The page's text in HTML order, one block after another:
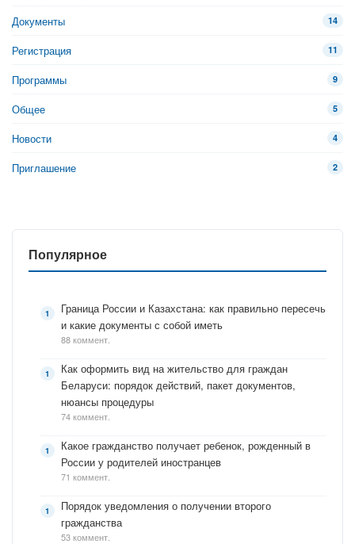
Документы 14
Регистрация 11
Программы 9
Общее 5
Новости 4
Приглашение 2
Популярное
Граница России и Казахстана: как правильно пересечь
и какие документы с собой иметь
88 коммент.
Как оформить вид на жительство для граждан
Беларуси: порядок действий, пакет документов,
нюансы процедуры
74 коммент.
Какое гражданство получает ребенок, рожденный в
России у родителей иностранцев
71 коммент.
Порядок уведомления о получении второго
гражданства
53 коммент.